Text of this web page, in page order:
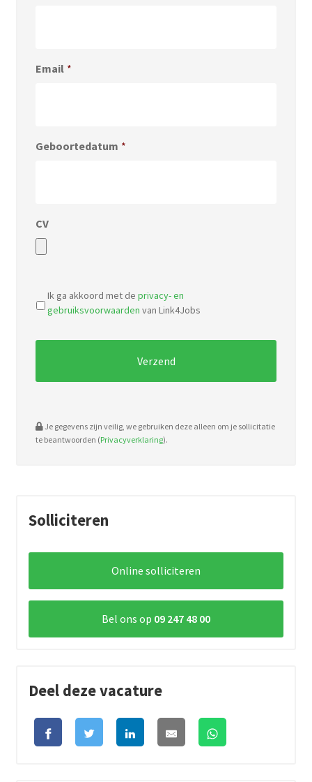
Email *
Geboortedatum *
CV
types:
pdf,
doc.
Ik ga akkoord met de privacy- en
gebruiksvoorwaarden van Link4Jobs
Je gegevens zijn veilig, we gebruiken deze alleen om je sollicitatie
te beantwoorden (Privacyverklaring).
Solliciteren
Online solliciteren
Bel ons op 09 247 48 00
Deel deze vacature